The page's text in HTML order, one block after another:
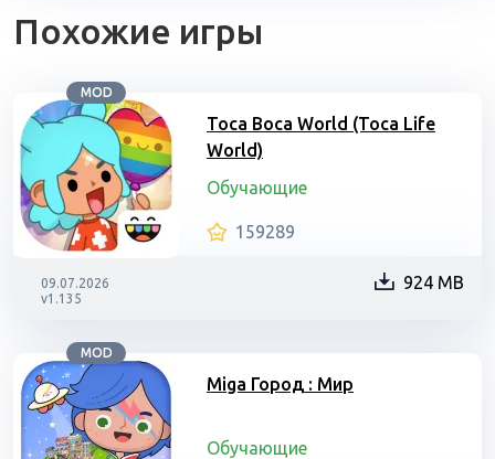
Похожие игры
MOD
Toca Boca World (Toca Life
World)
Обучающие
159289
09.07.2026
v1.135
924 MB
MOD
Miga Город : Мир
Обучающие